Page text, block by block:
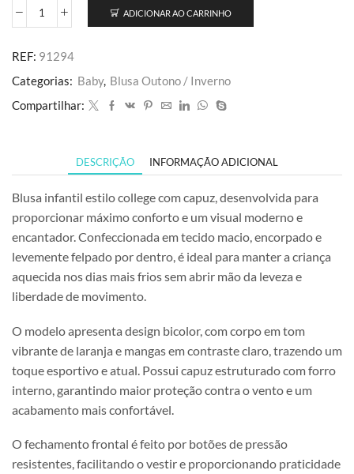
ADICIONAR AO CARRINHO
REF: 91294
Categorias: Baby, Blusa Outono / Inverno
Compartilhar:
DESCRIÇÃO INFORMAÇÃO ADICIONAL
Blusa infantil estilo college com capuz, desenvolvida para
proporcionar máximo conforto e um visual moderno e
encantador. Confeccionada em tecido macio, encorpado e
levemente felpado por dentro, é ideal para manter a criança
aquecida nos dias mais frios sem abrir mão da leveza e
liberdade de movimento.
O modelo apresenta design bicolor, com corpo em tom
vibrante de laranja e mangas em contraste claro, trazendo um
toque esportivo e atual. Possui capuz estruturado com forro
interno, garantindo maior proteção contra o vento e um
acabamento mais confortável.
O fechamento frontal é feito por botões de pressão
resistentes, facilitando o vestir e proporcionando praticidade